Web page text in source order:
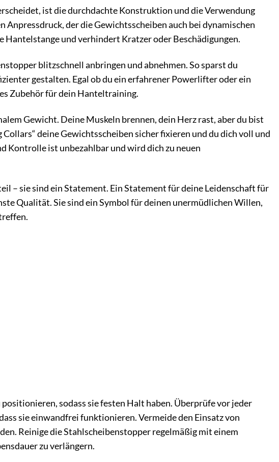
ist die durchdachte Konstruktion und die Verwendung
der die Gewichtsscheiben auch bei dynamischen
und verhindert Kratzer oder Beschädigungen.
blitzschnell anbringen und abnehmen. So sparst du
gestalten. Egal ob du ein erfahrener Powerlifter oder ein
Zubehör für dein Hanteltraining.
Gewicht. Deine Muskeln brennen, dein Herz rast, aber du bist
deine Gewichtsscheiben sicher fixieren und du dich voll und
Kontrolle ist unbezahlbar und wird dich zu neuen
– sie sind ein Statement. Ein Statement für deine Leidenschaft für
Qualität. Sie sind ein Symbol für deinen unermüdlichen Willen,
sodass sie festen Halt haben. Überprüfe vor jeder
sie einwandfrei funktionieren. Vermeide den Einsatz von
Reinige die Stahlscheibenstopper regelmäßig mit einem
zu verlängern.